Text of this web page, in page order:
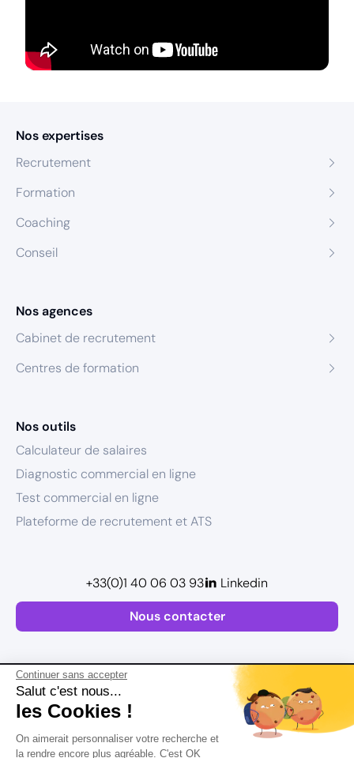
Continuer sans accepter
Salut c'est nous...
les Cookies !
On aimerait personnaliser votre recherche et
la rendre encore plus agréable. C'est OK
Nos expertises
Recrutement
Formation
Coaching
Conseil
Nos agences
Cabinet de recrutement
Centres de formation
Nos outils
Calculateur de salaires
Diagnostic commercial en ligne
Test commercial en ligne
Plateforme de recrutement et ATS
Nous contacter
+33(0)1 40 06 03 93 Linkedin
Plan de site
Mentions légales